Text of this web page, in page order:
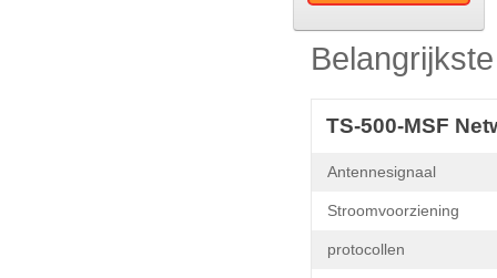
TS-500-MSF
Antennesignaal
Stroomvoorziening
protocollen